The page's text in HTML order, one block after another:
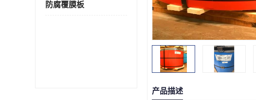
防腐覆膜板
产品描述